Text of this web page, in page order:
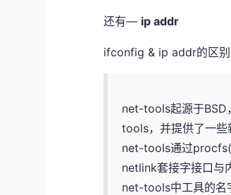
还有— ip addr
ifconfig & ip addr的区别
net-tools起源于BSD
tools，并提供了一些
net-tools通过
netlink套接字接口与
net-tools中工具的名